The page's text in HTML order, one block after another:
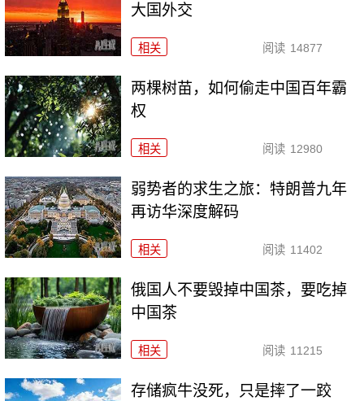
大国外交
相关 阅读 14877
两棵树苗，如何偷走中国百年霸
权
相关 阅读 12980
弱势者的求生之旅：特朗普九年
再访华深度解码
相关 阅读 11402
俄国人不要毁掉中国茶，要吃掉
中国茶
相关 阅读 11215
存储疯牛没死，只是摔了一跤